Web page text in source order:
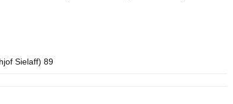
Sielaff) 89